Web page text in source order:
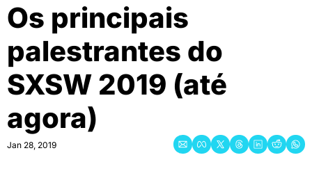
Os principais
palestrantes do
SXSW 2019 (até
agora)
Jan 28, 2019